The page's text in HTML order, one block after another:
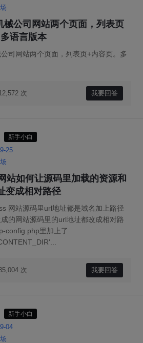
械公司网站两个页面，列表页
语言版本
司网站两个页面，列表页+内容页。多
次 我要回答
新手小白
25
站如何让源码里加载的资源和
变成相对路径
网站源码里url地址都是域名加上路径
的网站源码里的url地址都改成相对路
config.php里加上了
次 我要回答
新手小白
04